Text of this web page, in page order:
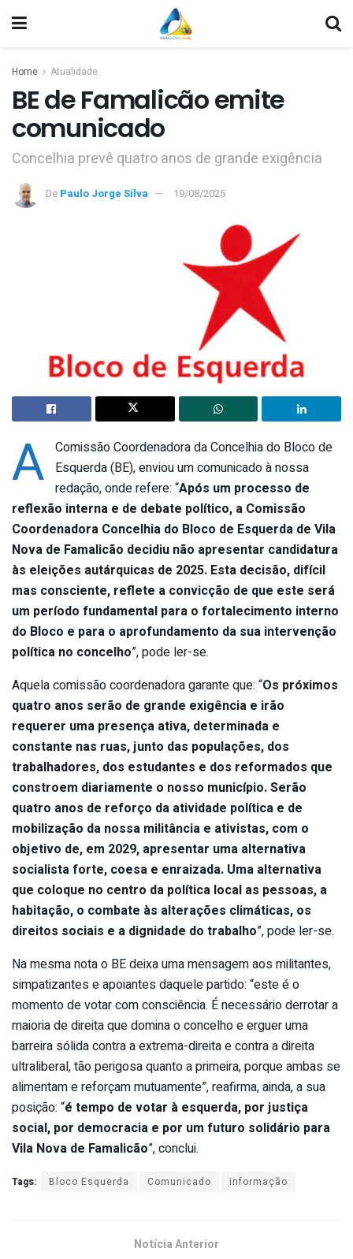
Home Atualidade
BE de Famalicão emite
comunicado
Concelhia prevê quatro anos de grande exigência
De Paulo Jorge Silva 19/08/2025
A Comissão Coordenadora da Concelhia do Bloco de
Esquerda (BE), enviou um comunicado à nossa
redação, onde refere: “Após um processo de
reflexão interna e de debate político, a Comissão
Coordenadora Concelhia do Bloco de Esquerda de Vila
Nova de Famalicão decidiu não apresentar candidatura
às eleições autárquicas de 2025. Esta decisão, difícil
mas consciente, reflete a convicção de que este será
um período fundamental para o fortalecimento interno
do Bloco e para o aprofundamento da sua intervenção
política no concelho”, pode ler-se.
Aquela comissão coordenadora garante que: “Os próximos
quatro anos serão de grande exigência e irão
requerer uma presença ativa, determinada e
constante nas ruas, junto das populações, dos
trabalhadores, dos estudantes e dos reformados que
constroem diariamente o nosso município. Serão
quatro anos de reforço da atividade política e de
mobilização da nossa militância e ativistas, com o
objetivo de, em 2029, apresentar uma alternativa
socialista forte, coesa e enraizada. Uma alternativa
que coloque no centro da política local as pessoas, a
habitação, o combate às alterações climáticas, os
direitos sociais e a dignidade do trabalho”, pode ler-se.
Na mesma nota o BE deixa uma mensagem aos militantes,
simpatizantes e apoiantes daquele partido: “este é o
momento de votar com consciência. É necessário derrotar a
maioria de direita que domina o concelho e erguer uma
barreira sólida contra a extrema-direita e contra a direita
ultraliberal, tão perigosa quanto a primeira, porque ambas se
alimentam e reforçam mutuamente”, reafirma, ainda, a sua
posição: “é tempo de votar à esquerda, por justiça
social, por democracia e por um futuro solidário para
Vila Nova de Famalicão”, conclui.
Tags: Bloco Esquerda Comunicado informação
Notícia Anterior